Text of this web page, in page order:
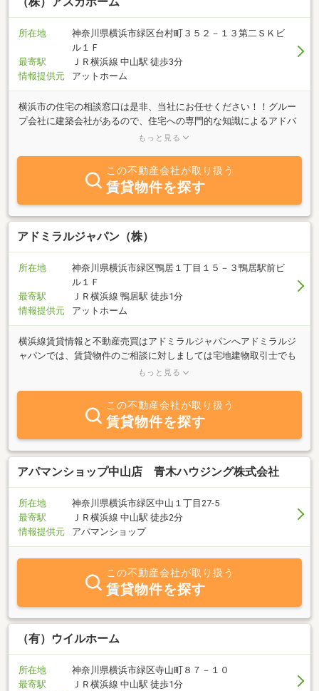
所在地
神奈川県横浜市緑区台村町３５２－１３第二ＳＫビ
ル１Ｆ
最寄駅
ＪＲ横浜線 中山駅 徒歩3分
情報提供元
アットホーム
横浜市の住宅の相談窓口は是非、当社にお任せください！！グルー
プ会社に建築会社があるので、住宅への専門的な知識によるアドバ
イスを受けられるので、家探しの選び方もきっと変わりますよ♪FP
で、老後のお金の心配もなく安心して家のご購入・売却のタイミン
グのご相談にも自信があります。お客様目線での接客を心がけてお
りますので初めての家探しの方は是非一度ご相談ください。皆様か
らのお問い合わせお待ちしております。
もっと見る
この不動産会社が取り扱う
賃貸物件を探す
アドミラルジャパン（株）
所在地
神奈川県横浜市緑区鴨居１丁目１５－３鴨居駅前ビ
ル１Ｆ
最寄駅
ＪＲ横浜線 鴨居駅 徒歩1分
情報提供元
アットホーム
横浜線賃貸情報と不動産売買はアドミラルジャパンへアドミラルジ
ャパンでは、賃貸物件のご相談に対しましては宅地建物取引士でも
ある専任女性賃貸経営管理士が担当させて頂きます。不動産のご購
ス及びそのご購入に付随する、住宅ローンその他に税制上の優遇措
置等について、または不動産のご売却を予定されているお客様に
は、現在の適切な市場価格の調査と税務問題等を含めて国土交通大
臣認定事業の不動産コンサルティングマスター・マンション管理士
及び宅地建物取引士が誠実に対応させて頂きます。
もっと見る
この不動産会社が取り扱う
賃貸物件を探す
アパマンショップ中山店 青木ハウジング株式会社
所在地
神奈川県横浜市緑区中山１丁目27-5
最寄駅
ＪＲ横浜線 中山駅 徒歩2分
情報提供元
アパマンショップ
この不動産会社が取り扱う
賃貸物件を探す
（有）ウイルホーム
所在地
神奈川県横浜市緑区寺山町８７－１０
最寄駅
ＪＲ横浜線 中山駅 徒歩1分